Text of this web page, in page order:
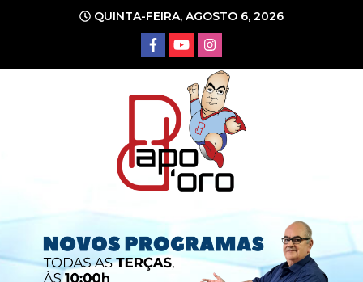
conteúdo
QUINTA-FEIRA, AGOSTO 6, 2026